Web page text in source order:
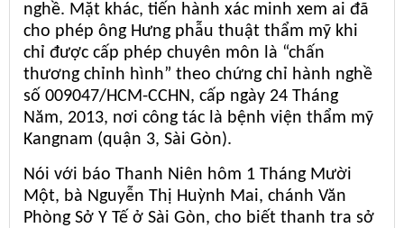
nghề. Mặt khác, tiến hành xác minh xem ai đã
cho phép ông Hưng phẫu thuật thẩm mỹ khi
chỉ được cấp phép chuyên môn là “chấn
thương chỉnh hình” theo chứng chỉ hành nghề
số 009047/HCM-CCHN, cấp ngày 24 Tháng
Năm, 2013, nơi công tác là bệnh viện thẩm mỹ
Kangnam (quận 3, Sài Gòn).
Nói với báo Thanh Niên hôm 1 Tháng Mười
Một, bà Nguyễn Thị Huỳnh Mai, chánh Văn
Phòng Sở Y Tế ở Sài Gòn, cho biết thanh tra sở